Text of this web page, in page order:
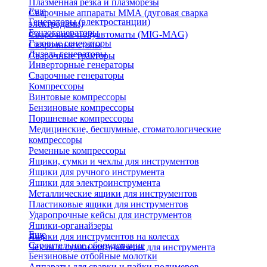
Плазменная резка и плазморезы
Сварочные аппараты ММА (дуговая сварка
электродами)
Сварочные полуавтоматы (MIG-MAG)
Сварочные столы
Сварочные тракторы
Еще
Генераторы (электростанции)
Бензогенераторы
Газовые генераторы
Дизель генераторы
Инверторные генераторы
Сварочные генераторы
Компрессоры
Винтовые компрессоры
Бензиновые компрессоры
Поршневые компрессоры
Медицинские, бесшумные, стоматологические
компрессоры
Ременные компрессоры
Ящики, сумки и чехлы для инструментов
Ящики для ручного инструмента
Ящики для электроинструмента
Металлические ящики для инструментов
Пластиковые ящики для инструментов
Ударопрочные кейсы для инструментов
Ящики-органайзеры
Ящики для инструментов на колесах
Чехлы и сумки органайзеры для инструмента
Еще
Строительное оборудование
Бензиновые отбойные молотки